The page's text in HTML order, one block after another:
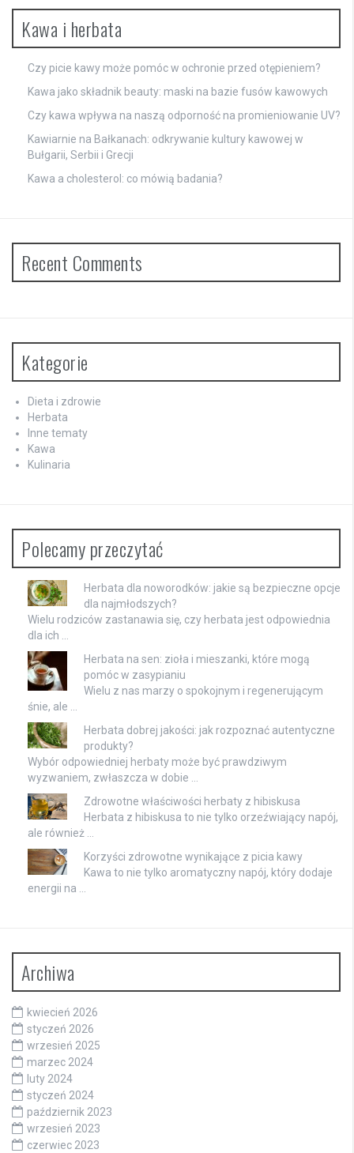
Kawa i herbata
Czy picie kawy może pomóc w ochronie przed otępieniem?
Kawa jako składnik beauty: maski na bazie fusów kawowych
Czy kawa wpływa na naszą odporność na promieniowanie UV?
Kawiarnie na Bałkanach: odkrywanie kultury kawowej w
Bułgarii, Serbii i Grecji
Kawa a cholesterol: co mówią badania?
Recent Comments
Kategorie
Dieta i zdrowie
Herbata
Inne tematy
Kawa
Kulinaria
Polecamy przeczytać
Herbata dla noworodków: jakie są bezpieczne opcje
dla najmłodszych?
Wielu rodziców zastanawia się, czy herbata jest odpowiednia
dla ich …
Herbata na sen: zioła i mieszanki, które mogą
pomóc w zasypianiu
Wielu z nas marzy o spokojnym i regenerującym
śnie, ale …
Herbata dobrej jakości: jak rozpoznać autentyczne
produkty?
Wybór odpowiedniej herbaty może być prawdziwym
wyzwaniem, zwłaszcza w dobie …
Zdrowotne właściwości herbaty z hibiskusa
Herbata z hibiskusa to nie tylko orzeźwiający napój,
ale również …
Korzyści zdrowotne wynikające z picia kawy
Kawa to nie tylko aromatyczny napój, który dodaje
energii na …
Archiwa
kwiecień 2026
styczeń 2026
wrzesień 2025
marzec 2024
luty 2024
styczeń 2024
październik 2023
wrzesień 2023
czerwiec 2023